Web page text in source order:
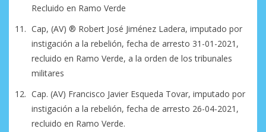
Recluido en Ramo Verde
Cap, (AV) ®️ Robert José Jiménez Ladera, imputado por
instigación a la rebelión, fecha de arresto 31-01-2021,
recluido en Ramo Verde, a la orden de los tribunales
militares
Cap. (AV) Francisco Javier Esqueda Tovar, imputado por
instigación a la rebelión, fecha de arresto 26-04-2021,
recluido en Ramo Verde.